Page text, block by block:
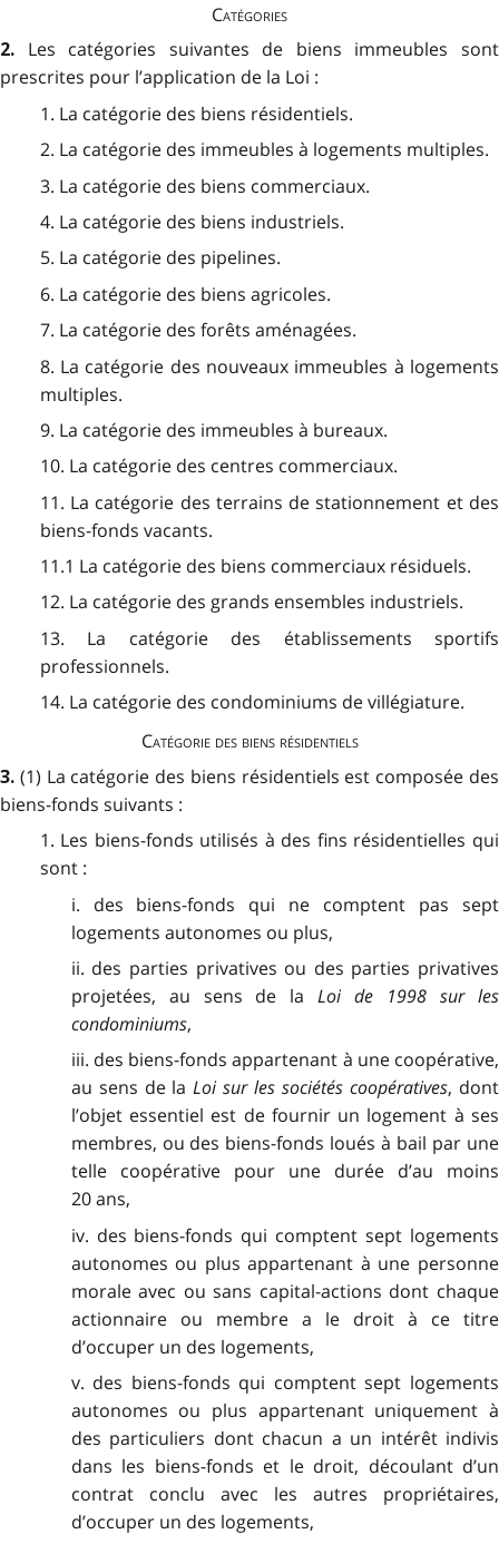
Catégories
2. Les catégories suivantes de biens immeubles sont
prescrites pour l’application de la Loi :
1. La catégorie des biens résidentiels.
2. La catégorie des immeubles à logements multiples.
3. La catégorie des biens commerciaux.
4. La catégorie des biens industriels.
5. La catégorie des pipelines.
6. La catégorie des biens agricoles.
7. La catégorie des forêts aménagées.
8. La catégorie des nouveaux immeubles à logements
multiples.
9. La catégorie des immeubles à bureaux.
10. La catégorie des centres commerciaux.
11. La catégorie des terrains de stationnement et des
biens-fonds vacants.
11.1 La catégorie des biens commerciaux résiduels.
12. La catégorie des grands ensembles industriels.
13. La catégorie des établissements sportifs
professionnels.
14. La catégorie des condominiums de villégiature.
Catégorie des biens résidentiels
3. (1) La catégorie des biens résidentiels est composée des
biens-fonds suivants :
1. Les biens-fonds utilisés à des fins résidentielles qui
sont :
i. des biens-fonds qui ne comptent pas sept
logements autonomes ou plus,
ii. des parties privatives ou des parties privatives
projetées, au sens de laLoi de 1998 sur les
condominiums,
iii. des biens-fonds appartenant à une coopérative,
au sens de laLoi sur les sociétés coopératives, dont
l’objet essentiel est de fournir un logement à ses
membres, ou des biens-fonds loués à bail par une
telle coopérative pour une durée d’au moins
20 ans,
iv. des biens-fonds qui comptent sept logements
autonomes ou plus appartenant à une personne
morale avec ou sans capital-actions dont chaque
actionnaire ou membre a le droit à ce titre
d’occuper un des logements,
v. des biens-fonds qui comptent sept logements
autonomes ou plus appartenant uniquement à
des particuliers dont chacun a un intérêt indivis
dans les biens-fonds et le droit, découlant d’un
contrat conclu avec les autres propriétaires,
d’occuper un des logements,